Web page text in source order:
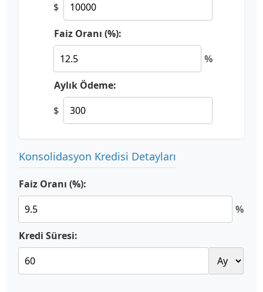
$
Faiz Oranı (%):
%
Aylık Ödeme:
$
Konsolidasyon Kredisi Detayları
Faiz Oranı (%):
%
Kredi Süresi: